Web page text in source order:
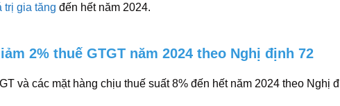
trị gia tăng đến hết năm 2024.
2% thuế GTGT năm 2024 theo Nghị định 72
và các mặt hàng chịu thuế suất 8% đến hết năm 2024 theo Nghị